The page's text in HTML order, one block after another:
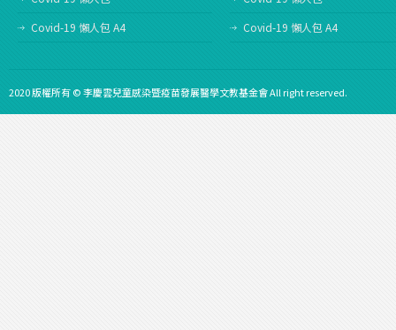
Covid-19 懶人包 A4
Covid-19 懶人包 A4
2020 版權所有 © 李慶雲兒童感染暨疫苗發展醫學文教基金會 All right reserved.